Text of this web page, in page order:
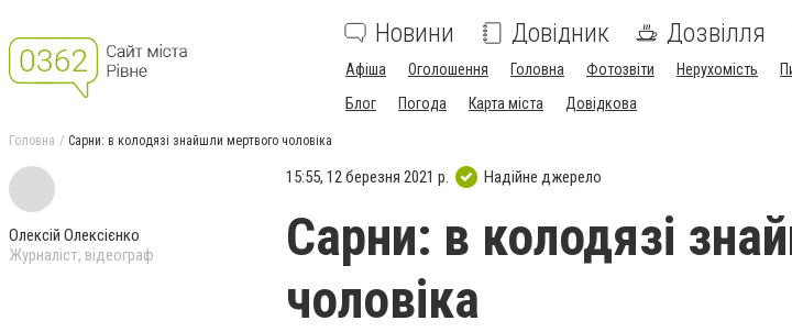
Новини Довідник Дозвілля
Афіша Оголошення Головна Фотозвіти Нерухомість
Блог
Погода Карта міста Довідкова
Головна Сарни: в колодязі знайшли мертвого чоловіка
Олексій Олексієнко
Журналіст, відеограф
15:55, 12 березня 2021 р. Надійне джерело
Сарни: в колодязі
чоловіка